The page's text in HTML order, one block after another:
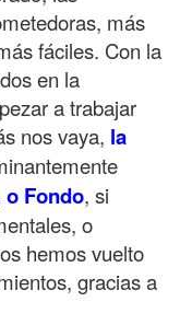
más
fáciles. Con la
en la
a trabajar
nos vaya, la
o Fondo, si
o
hemos vuelto
gracias a